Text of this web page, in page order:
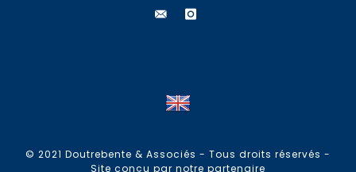
© 2021 Doutrebente & Associés - Tous droits réservés -
Site conçu par notre partenaire